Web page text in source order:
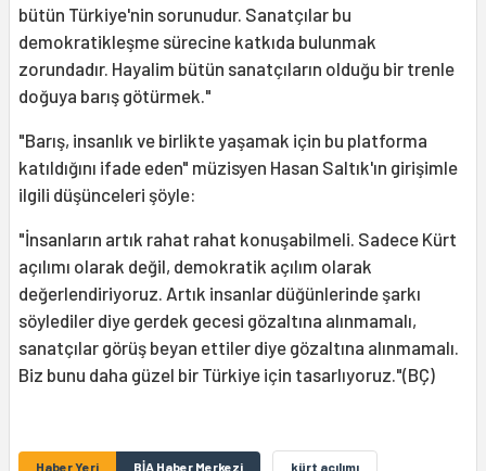
bütün Türkiye'nin sorunudur. Sanatçılar bu
demokratikleşme sürecine katkıda bulunmak
zorundadır. Hayalim bütün sanatçıların olduğu bir trenle
doğuya barış götürmek."
"Barış, insanlık ve birlikte yaşamak için bu platforma
katıldığını ifade eden" müzisyen Hasan Saltık'ın girişimle
ilgili düşünceleri şöyle:
"İnsanların artık rahat rahat konuşabilmeli. Sadece Kürt
açılımı olarak değil, demokratik açılım olarak
değerlendiriyoruz. Artık insanlar düğünlerinde şarkı
söylediler diye gerdek gecesi gözaltına alınmamalı,
sanatçılar görüş beyan ettiler diye gözaltına alınmamalı.
Biz bunu daha güzel bir Türkiye için tasarlıyoruz."(BÇ)
Haber Yeri BİA Haber Merkezi kürt açılımı